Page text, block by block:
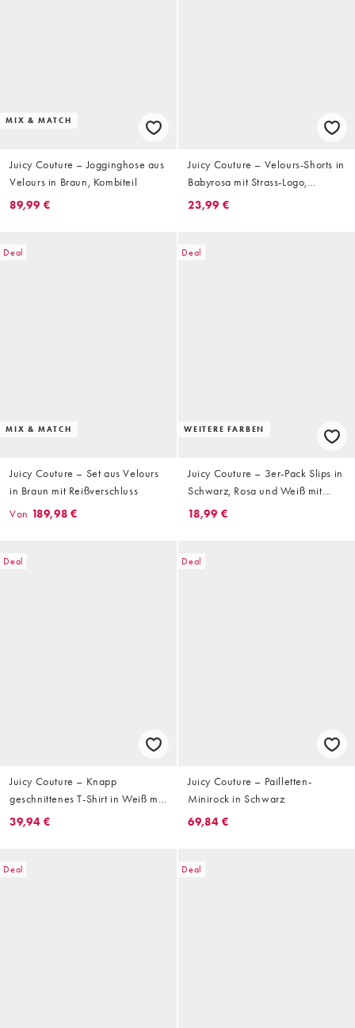
MIX & MATCH
Juicy Couture – Jogginghose aus
Velours in Braun, Kombiteil
89,99 €
Juicy Couture – Velours-Shorts in
Babyrosa mit Strass-Logo,
Kombiteil
23,99 €
Deal
MIX & MATCH
Juicy Couture – Set aus Velours
in Braun mit Reißverschluss
Von 189,98 €
Deal
WEITERE FARBEN
Juicy Couture – 3er-Pack Slips in
Schwarz, Rosa und Weiß mit
Logo
18,99 €
Deal
Juicy Couture – Knapp
geschnittenes T-Shirt in Weiß mit
„I want candy“-Schriftzug
39,94 €
Deal
Juicy Couture – Pailletten-
Minirock in Schwarz
69,84 €
Deal Deal